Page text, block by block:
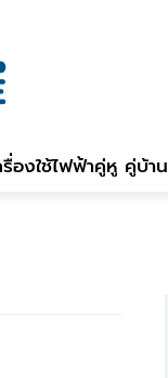
รื่องใช้ไฟฟ้าคู่หู คู่บ้าน